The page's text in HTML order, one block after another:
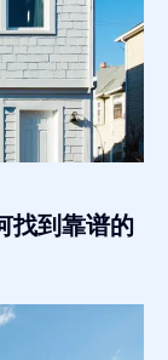
找到靠谱的